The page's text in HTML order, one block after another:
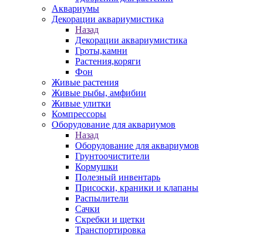
Аквариумы
Декорации аквариумистика
Назад
Декорации аквариумистика
Гроты,камни
Растения,коряги
Фон
Живые растения
Живые рыбы, амфибии
Живые улитки
Компрессоры
Оборудование для аквариумов
Назад
Оборудование для аквариумов
Грунтоочистители
Кормушки
Полезный инвентарь
Присоски, краники и клапаны
Распылители
Сачки
Скребки и щетки
Транспортировка